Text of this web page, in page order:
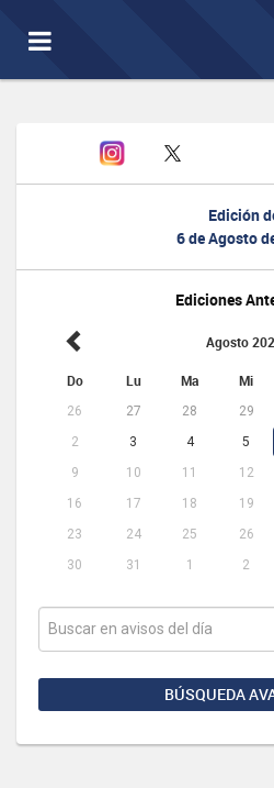
Toggle
navigation
Edición
6 de Agosto
Ediciones
Agosto
Do Lu Ma Mi
26 27 28 29
2
3 4 5
9
10 11 12
16
17 18 19
23
24 25 26
30
31 1 2
BÚSQUEDA